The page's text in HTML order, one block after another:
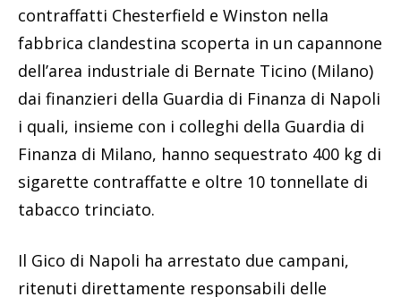
contraffatti Chesterfield e Winston nella
fabbrica clandestina scoperta in un capannone
dell’area industriale di Bernate Ticino (Milano)
dai finanzieri della Guardia di Finanza di Napoli
i quali, insieme con i colleghi della Guardia di
Finanza di Milano, hanno sequestrato 400 kg di
sigarette contraffatte e oltre 10 tonnellate di
tabacco trinciato.
Il Gico di Napoli ha arrestato due campani,
ritenuti direttamente responsabili delle